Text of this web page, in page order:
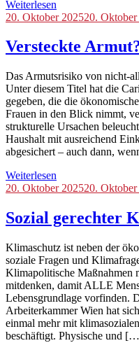
Weiterlesen
Blog
20. Oktober 202520.
Versteckte
Das Armutsrisiko von nicht-
Unter diesem Titel hat die
gegeben, die die
Frauen in den Blick nimmt,
strukturelle Ursachen
Haushalt mit ausreichend
abgesichert – auch dann,
Weiterlesen
Blog
20. Oktober 202520.
Sozial gerechter
Klimaschutz ist neben der
soziale Fragen und
Klimapolitische Maßnahmen
mitdenken, damit ALLE
Lebensgrundlage vorfinden.
Arbeiterkammer Wien hat
einmal mehr mit
beschäftigt. Physische und